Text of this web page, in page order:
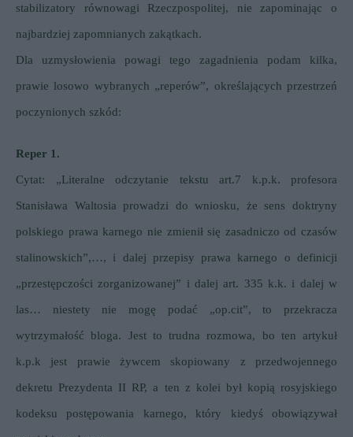
stabilizatory równowagi Rzeczpospolitej, nie zapominając o
najbardziej zapomnianych zakątkach.
Dla uzmysłowienia powagi tego zagadnienia podam kilka,
prawie losowo wybranych „reperów”, określających przestrzeń
poczynionych szkód:
Reper 1.
Cytat: „Literalne odczytanie tekstu art.7 k.p.k. profesora
Stanisława Waltosia prowadzi do wniosku, że sens doktryny
polskiego prawa karnego nie zmienił się zasadniczo od czasów
stalinowskich”,…, i dalej przepisy prawa karnego o definicji
„przestępczości zorganizowanej” i dalej art. 335 k.k. i dalej w
las… niestety nie mogę podać „op.cit”, to przekracza
wytrzymałość bloga. Jest to trudna rozmowa, bo ten artykuł
k.p.k jest prawie żywcem skopiowany z przedwojennego
dekretu Prezydenta II RP, a ten z kolei był kopią rosyjskiego
kodeksu postępowania karnego, który kiedyś obowiązywał